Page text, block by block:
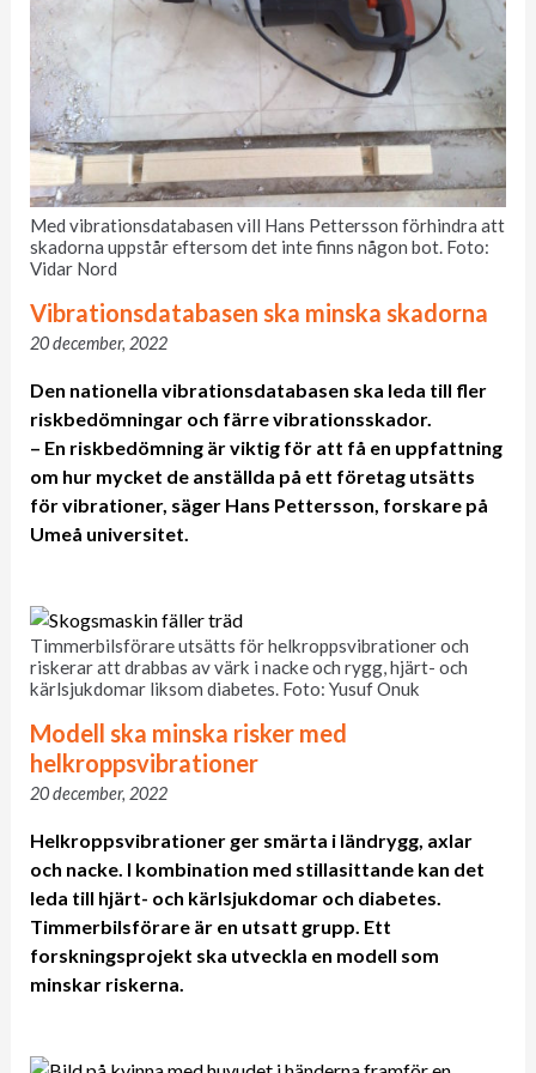
Med vibrationsdatabasen vill Hans Pettersson förhindra att
skadorna uppstår eftersom det inte finns någon bot. Foto:
Vidar Nord
Vibrationsdatabasen ska minska skadorna
20 december, 2022
Den nationella vibrationsdatabasen ska leda till fler
riskbedömningar och färre vibrationsskador.
– En riskbedömning är viktig för att få en uppfattning
om hur mycket de anställda på ett företag utsätts
för vibrationer, säger Hans Pettersson, forskare på
Umeå universitet.
Timmerbilsförare utsätts för helkroppsvibrationer och
riskerar att drabbas av värk i nacke och rygg, hjärt- och
kärlsjukdomar liksom diabetes. Foto: Yusuf Onuk
Modell ska minska risker med
helkroppsvibrationer
20 december, 2022
Helkroppsvibrationer ger smärta i ländrygg, axlar
och nacke. I kombination med stillasittande kan det
leda till hjärt- och kärlsjukdomar och diabetes.
Timmerbilsförare är en utsatt grupp. Ett
forskningsprojekt ska utveckla en modell som
minskar riskerna.